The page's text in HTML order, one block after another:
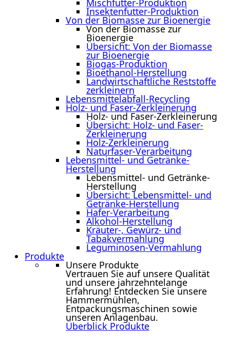
Mischfutter-Produktion
Insektenfutter-Produktion
Von der Biomasse zur Bioenergie
Von der Biomasse zur
Bioenergie
Übersicht: Von der Biomasse
zur Bioenergie
Biogas-Produktion
Bioethanol-Herstellung
Landwirtschaftliche Reststoffe
zerkleinern
Lebensmittelabfall-Recycling
Holz- und Faser-Zerkleinerung
Holz- und Faser-Zerkleinerung
Übersicht: Holz- und Faser-
Zerkleinerung
Holz-Zerkleinerung
Naturfaser-Verarbeitung
Lebensmittel- und Getränke-
Herstellung
Lebensmittel- und Getränke-
Herstellung
Übersicht: Lebensmittel- und
Getränke-Herstellung
Hafer-Verarbeitung
Alkohol-Herstellung
Kräuter-, Gewürz- und
Tabakvermahlung
Leguminosen-Vermahlung
Produkte
Unsere Produkte
Vertrauen Sie auf unsere Qualität
und unsere jahrzehntelange
Erfahrung! Entdecken Sie unsere
Hammermühlen,
Entpackungsmaschinen sowie
unseren Anlagenbau.
Überblick Produkte